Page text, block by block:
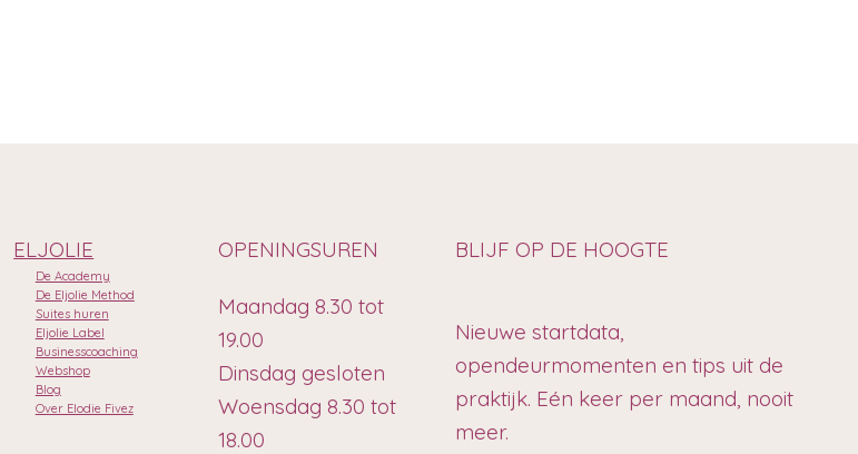
Maandag 8.30 tot
19.00
Dinsdag gesloten
Woensdag 8.30 tot
18.00
OPENINGSUREN
De Academy
De Eljolie Method
Suites huren
Eljolie Label
Businesscoaching
Webshop
Blog
Over Elodie Fivez
ELJOLIE BLIJF OP DE HOOGTE
Nieuwe startdata,
opendeurmomenten en tips uit de
praktijk. Eén keer per maand, nooit
meer.